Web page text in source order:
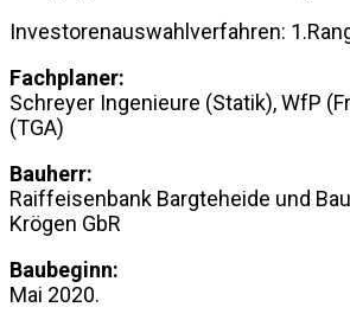
Investorenauswahlverfahren:
Fachplaner:
Schreyer Ingenieure (Statik), WfP
(TGA)
Bauherr:
Raiffeisenbank Bargteheide und
Krögen GbR
Baubeginn:
Mai 2020.